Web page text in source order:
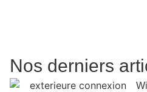
Nos derniers